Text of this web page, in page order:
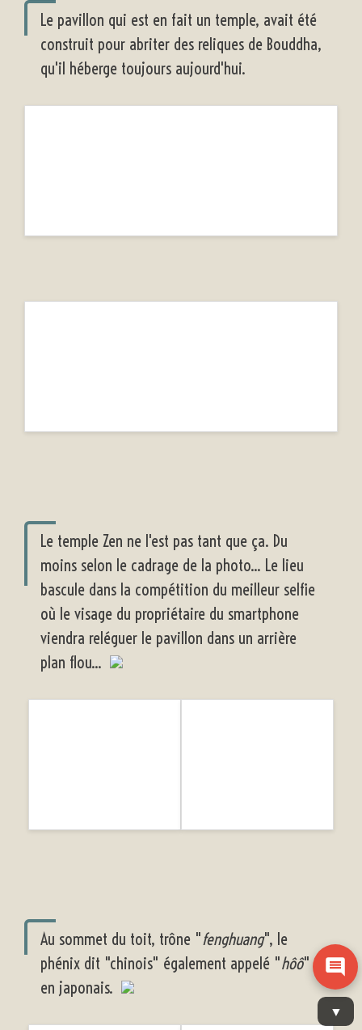
Le pavillon qui est en fait un temple, avait été
construit pour abriter des reliques de Bouddha,
qu'il héberge toujours aujourd'hui.
Le temple Zen ne l'est pas tant que ça. Du
moins selon le cadrage de la photo... Le lieu
bascule dans la compétition du meilleur selfie
où le visage du propriétaire du smartphone
viendra reléguer le pavillon dans un arrière
plan flou...
Au sommet du toit, trône "fenghuang", le
phénix dit "chinois" également appelé "hôô"
en japonais.